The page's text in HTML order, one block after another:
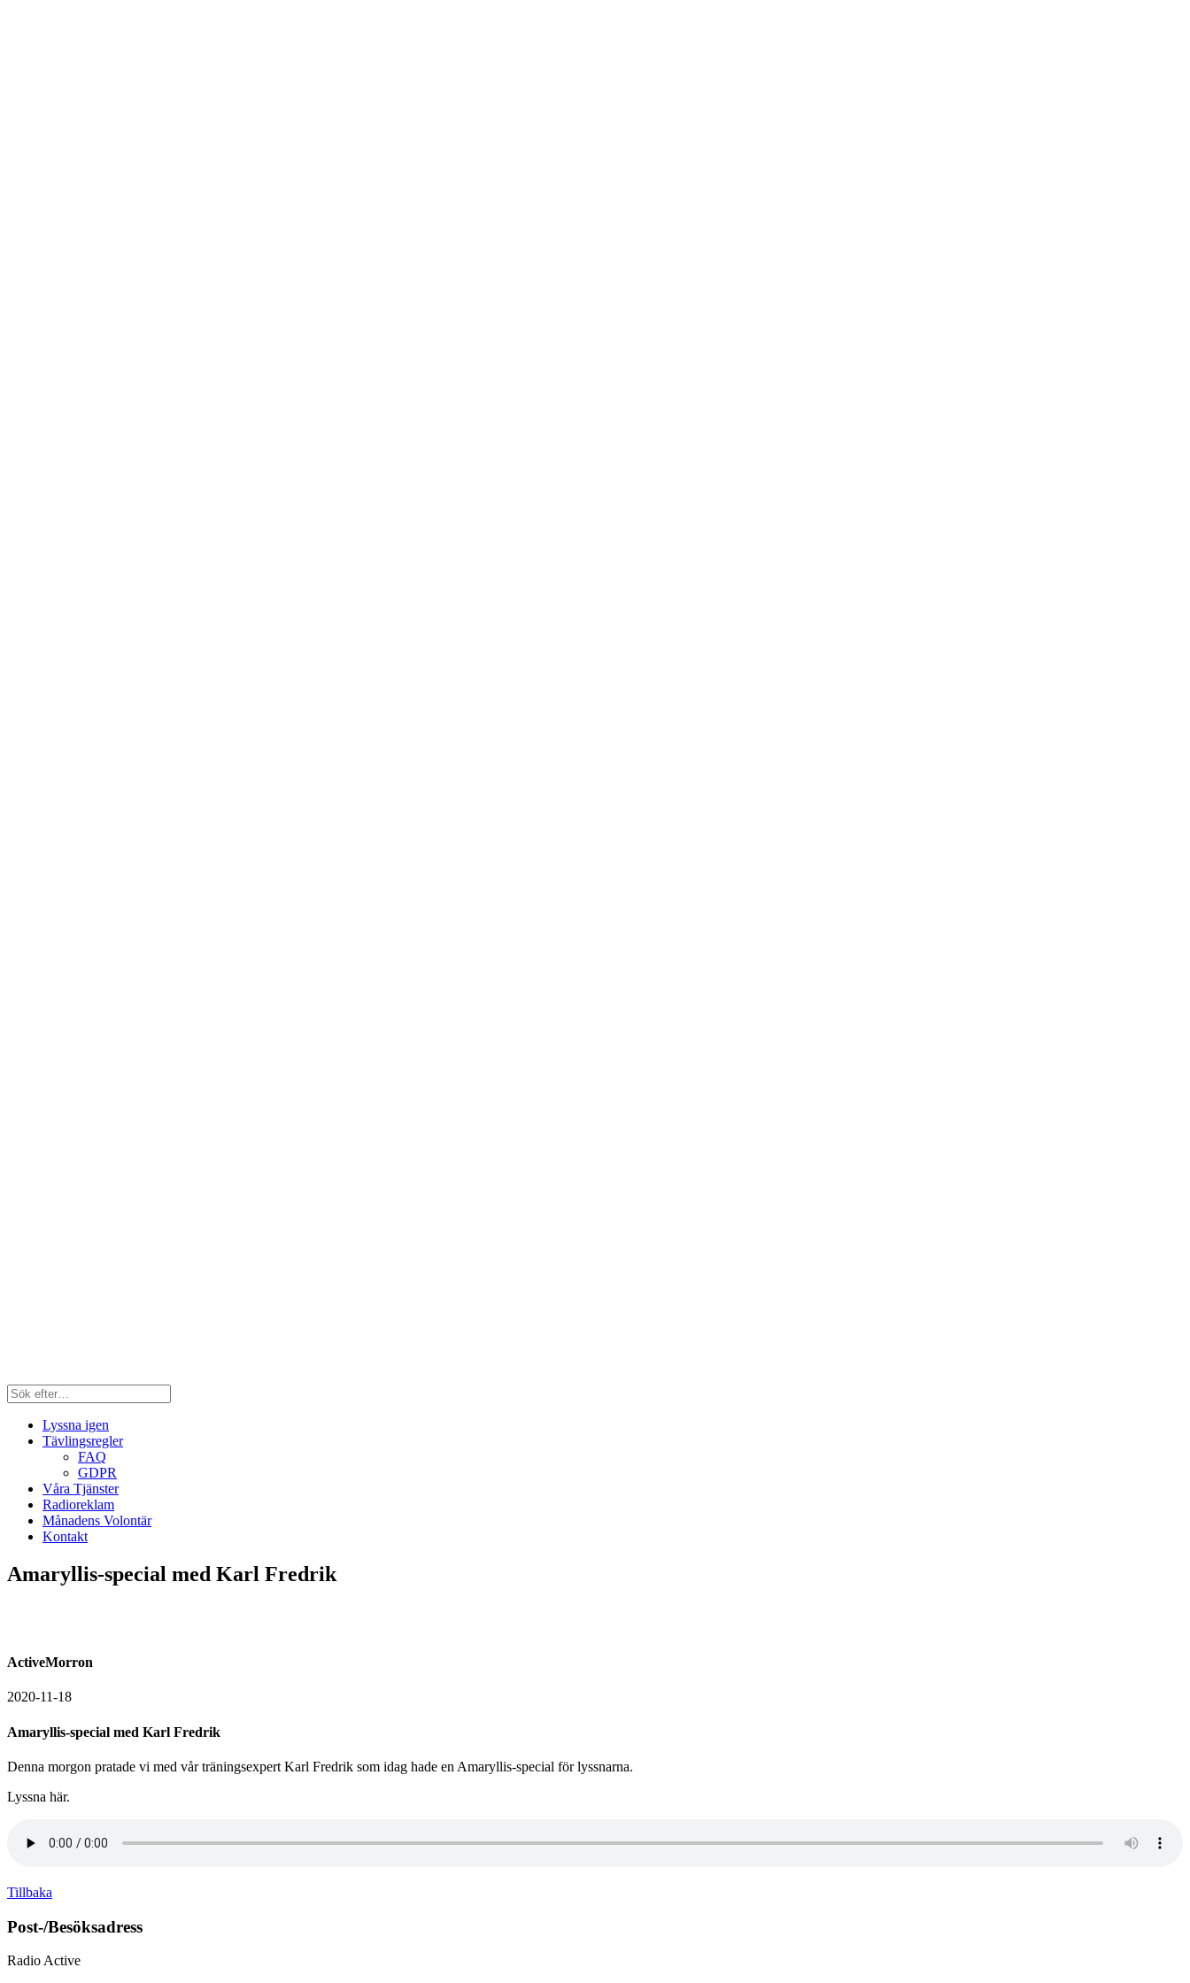
Lyssna igen
Tävlingsregler
FAQ
GDPR
Våra Tjänster
Radioreklam
Månadens Volontär
Kontakt
Amaryllis-special med Karl Fredrik
ActiveMorron
2020-11-18
Amaryllis-special med Karl Fredrik
Denna morgon pratade vi med vår träningsexpert Karl Fredrik som idag hade en Amaryllis-special för lyssnarna.
Lyssna här.
Tillbaka
Post-/Besöksadress
Radio Active